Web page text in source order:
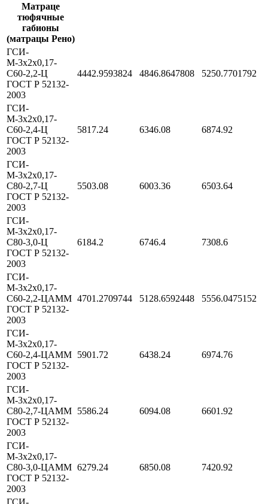
Матраце
тюфячные
габионы
(матрацы Рено)
ГСИ-
М-3х2х0,17-
С60-2,2-Ц
ГОСТ Р 52132-
2003
4442.9593824 4846.8647808 5250.7701792
ГСИ-
М-3х2х0,17-
С60-2,4-Ц
ГОСТ Р 52132-
2003
5817.24 6346.08 6874.92
ГСИ-
М-3х2х0,17-
С80-2,7-Ц
ГОСТ Р 52132-
2003
5503.08 6003.36 6503.64
ГСИ-
М-3х2х0,17-
С80-3,0-Ц
ГОСТ Р 52132-
2003
6184.2 6746.4 7308.6
ГСИ-
М-3х2х0,17-
С60-2,2-ЦАММ
ГОСТ Р 52132-
2003
4701.2709744 5128.6592448 5556.0475152
ГСИ-
М-3х2х0,17-
С60-2,4-ЦАММ
ГОСТ Р 52132-
2003
5901.72 6438.24 6974.76
ГСИ-
М-3х2х0,17-
С80-2,7-ЦАММ
ГОСТ Р 52132-
2003
5586.24 6094.08 6601.92
ГСИ-
М-3х2х0,17-
С80-3,0-ЦАММ
ГОСТ Р 52132-
2003
6279.24 6850.08 7420.92
ГСИ-